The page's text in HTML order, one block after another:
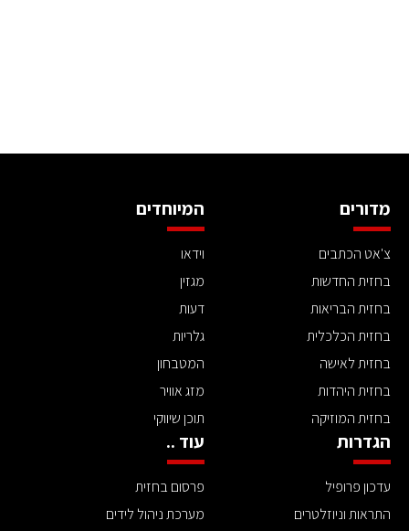
מדורים
צ'אט הכתבים
בחזית החדשות
בחזית הבריאות
בחזית הכלכלית
בחזית לאישה
בחזית היהדות
בחזית המוזיקה
המיוחדים
וידאו
מגזין
דעות
גלריות
המטבחון
מזג אוויר
תוכן שיווקי
הגדרות
עדכון פרופיל
התראות וניוזלטרים
עוד ..
פרסום בחזית
מערכת ניהול לידים